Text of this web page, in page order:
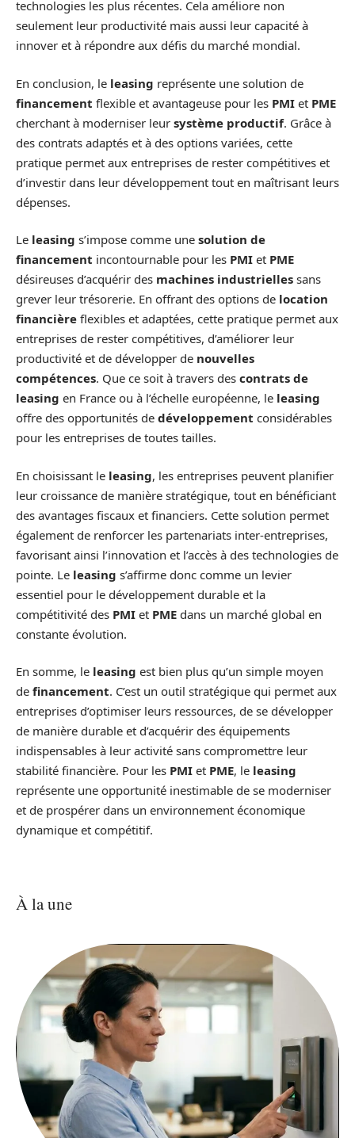
technologies les plus récentes. Cela améliore non
seulement leur productivité mais aussi leur capacité à
innover et à répondre aux défis du marché mondial.
En conclusion, le leasing représente une solution de
financement flexible et avantageuse pour les PMI et PME
cherchant à moderniser leur système productif. Grâce à
des contrats adaptés et à des options variées, cette
pratique permet aux entreprises de rester compétitives et
d’investir dans leur développement tout en maîtrisant leurs
dépenses.
Le leasing s’impose comme une solution de
financement incontournable pour les PMI et PME
désireuses d’acquérir des machines industrielles sans
grever leur trésorerie. En offrant des options de location
financière flexibles et adaptées, cette pratique permet aux
entreprises de rester compétitives, d’améliorer leur
productivité et de développer de nouvelles
compétences. Que ce soit à travers des contrats de
leasing en France ou à l’échelle européenne, le leasing
offre des opportunités de développement considérables
pour les entreprises de toutes tailles.
En choisissant le leasing, les entreprises peuvent planifier
leur croissance de manière stratégique, tout en bénéficiant
des avantages fiscaux et financiers. Cette solution permet
également de renforcer les partenariats inter-entreprises,
favorisant ainsi l’innovation et l’accès à des technologies de
pointe. Le leasing s’affirme donc comme un levier
essentiel pour le développement durable et la
compétitivité des PMI et PME dans un marché global en
constante évolution.
En somme, le leasing est bien plus qu’un simple moyen
de financement. C’est un outil stratégique qui permet aux
entreprises d’optimiser leurs ressources, de se développer
de manière durable et d’acquérir des équipements
indispensables à leur activité sans compromettre leur
stabilité financière. Pour les PMI et PME, le leasing
représente une opportunité inestimable de se moderniser
et de prospérer dans un environnement économique
dynamique et compétitif.
À la une